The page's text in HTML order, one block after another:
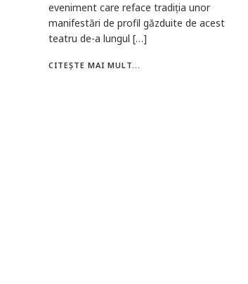
eveniment care reface tradiția unor
manifestări de profil găzduite de acest
teatru de-a lungul […]
CITEȘTE MAI MULT...